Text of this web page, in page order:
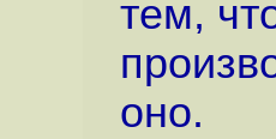
тем,
оно.